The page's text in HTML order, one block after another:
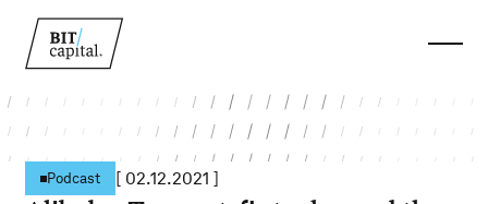
Podcast [ 02.12.2021 ]